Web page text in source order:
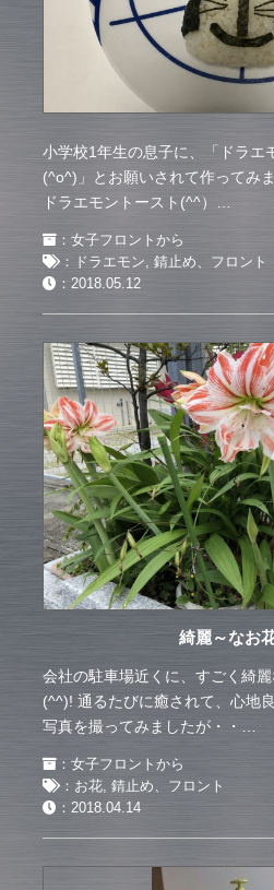
小学校1年生の息子に、「ドラエ
(^o^)」とお願いされて作ってみ
ドラエモントースト(^^）…
： 女子フロントから
：
ドラエモン
錆止め、フロント
： 2018.05.12
綺麗～なお
会社の駐車場近くに、すごく綺
(^^)! 通るたびに癒されて、心地
写真を撮ってみましたが・・…
： 女子フロントから
： お花, 錆止め、フロント
： 2018.04.14